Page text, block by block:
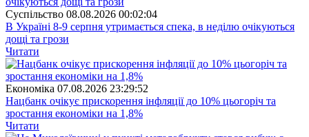
Суспiльство 08.08.2026 00:02:04
В Україні 8-9 серпня утримається спека, в неділю очікуються
дощі та грози
Читати
Економіка 07.08.2026 23:29:52
Нацбанк очікує прискорення інфляції до 10% цьогоріч та
зростання економіки на 1,8%
Читати